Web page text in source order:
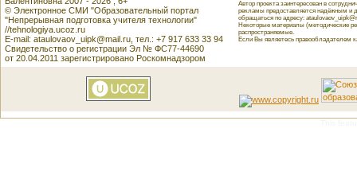
© Электронное СМИ "Образовательный портал
"Непрерывная подготовка учителя технологии"
//tehnologiya.ucoz.ru
E-mail: ataulovaov_uipk@mail.ru, тел.: +7 917 633 33 94
Свидетельство о регистрации Эл № ФС77-44690
от 20.04.2011 зарегистрировано Роскомнадзором
Автор проекта заинтересован в
рекламы предоставляется надёжным и
обращаться по адресу:
Некоторые материалы (методические
распространяемые.
Если Вы являетесь правообладателем